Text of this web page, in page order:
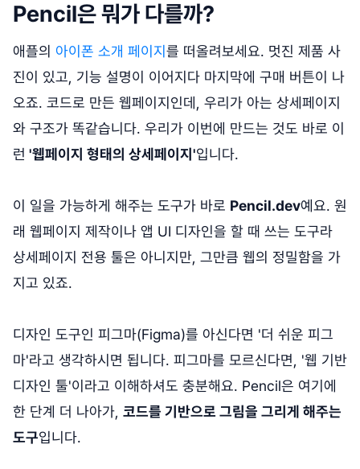
Pencil은 뭐가 다를까?
애플의 아이폰 소개 페이지 를 떠올려보세요. 멋진 제품 사
진이 있고, 기능 설명이 이어지다 마지막에 구매 버튼이 나
오죠. 코드로 만든 웹페이지인데, 우리가 아는 상세페이지
와 구조가 똑같습니다. 우리가 이번에 만드는 것도 바로 이
런 '웹페이지 형태의 상세페이지'입니다.
이 일을 가능하게 해주는 도구가 바로 Pencil.dev예요. 원
래 웹페이지 제작이나 앱 UI 디자인을 할 때 쓰는 도구라
상세페이지 전용 툴은 아니지만, 그만큼 웹의 정밀함을 가
지고 있죠.
디자인 도구인 피그마(Figma)를 아신다면 '더 쉬운 피그
마'라고 생각하시면 됩니다. 피그마를 모르신다면, '웹 기반
디자인 툴'이라고 이해하셔도 충분해요. Pencil은 여기에
한 단계 더 나아가, 코드를 기반으로 그림을 그리게 해주는
도구입니다.